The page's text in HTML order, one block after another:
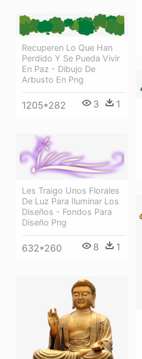
Recuperen Lo Que Han
Perdido Y Se Pueda Vivir
En Paz - Dibujo De
Arbusto En Png
1205*282 3 1
Les Traigo Unos Florales
De Luz Para Iluminar Los
Diseños - Fondos Para
Diseño Png
632*260 8 1